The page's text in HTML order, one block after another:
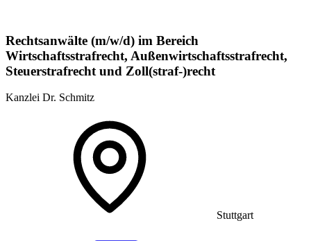
Rechtsanwälte (m/w/d) im Bereich
Wirtschaftsstrafrecht, Außenwirtschaftsstrafrecht,
Steuerstrafrecht und Zoll(straf-)recht
Kanzlei Dr. Schmitz
Stuttgart